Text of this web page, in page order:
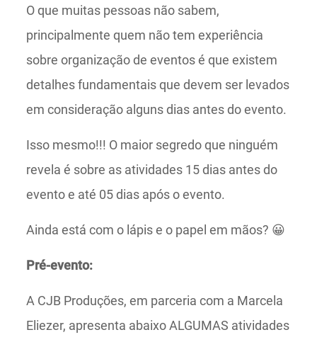
O que muitas pessoas não sabem,
principalmente quem não tem experiência
sobre organização de eventos é que existem
detalhes fundamentais que devem ser levados
em consideração alguns dias antes do evento.
Isso mesmo!!! O maior segredo que ninguém
revela é sobre as atividades 15 dias antes do
evento e até 05 dias após o evento.
Ainda está com o lápis e o papel em mãos? 😀
Pré-evento:
A CJB Produções, em parceria com a Marcela
Eliezer, apresenta abaixo ALGUMAS atividades